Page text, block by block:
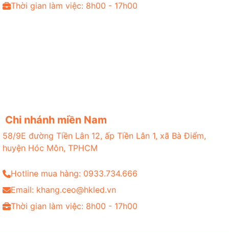
Thời gian làm việc: 8h00 - 17h00
Chi nhánh miền Nam
58/9E đường Tiền Lân 12, ấp Tiền Lân 1, xã Bà Điểm,
huyện Hóc Môn, TPHCM
Hotline mua hàng: 0933.734.666
Email: khang.ceo@hkled.vn
Thời gian làm việc: 8h00 - 17h00